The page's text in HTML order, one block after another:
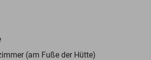
(am Fuße der Hütte)